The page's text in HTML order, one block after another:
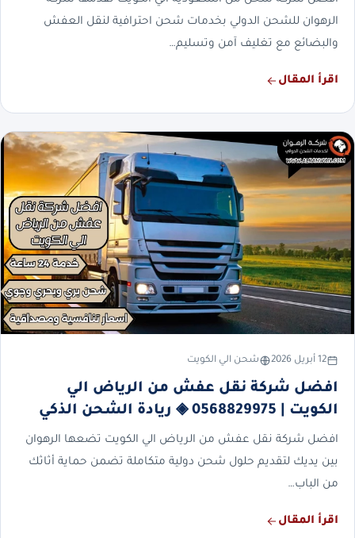
الرهوان للشحن الدولي بخدمات شحن احترافية لنقل العفش
والبضائع مع تغليف آمن وتسليم…
اقرأ المقال
12 أبريل 2026 شحن الي الكويت
افضل شركة نقل عفش من الرياض الي
الكويت | 0568829975 ◈ ريادة الشحن الذكي
افضل شركة نقل عفش من الرياض الي الكويت تضعها الرهوان
بين يديك لتقديم حلول شحن دولية متكاملة تضمن حماية أثاثك
من الباب…
اقرأ المقال